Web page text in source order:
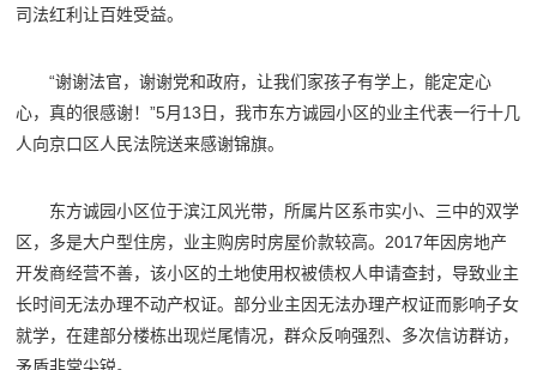
司法红利让百姓受益。
“谢谢法官，谢谢党和政府，让我们家孩子有学上，能定定心
心，真的很感谢！”5月13日，我市东方诚园小区的业主代表一行十几
人向京口区人民法院送来感谢锦旗。
东方诚园小区位于滨江风光带，所属片区系市实小、三中的双学
区，多是大户型住房，业主购房时房屋价款较高。2017年因房地产
开发商经营不善，该小区的土地使用权被债权人申请查封，导致业主
长时间无法办理不动产权证。部分业主因无法办理产权证而影响子女
就学，在建部分楼栋出现烂尾情况，群众反响强烈、多次信访群访，